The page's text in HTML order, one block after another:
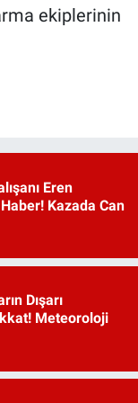
ekiplerinin
Eren
Haber! Kazada Can
Dışarı
Meteoroloji